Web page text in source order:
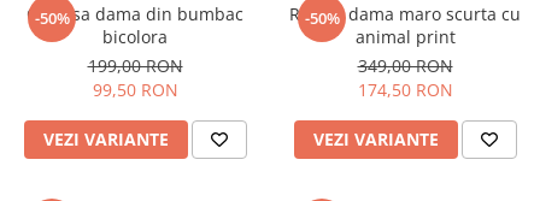
-50%
Camasa dama din bumbac
bicolora
199,00 RON
99,50 RON
VEZI VARIANTE
-50%
Rochie dama maro scurta cu
animal print
349,00 RON
174,50 RON
VEZI VARIANTE